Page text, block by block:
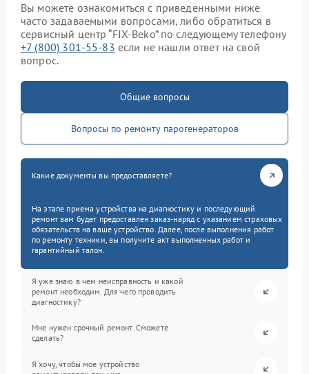
Вы можете ознакомиться с приведенными ниже
часто задаваемыми вопросами, либо обратиться в
сервисный центр “FIX-Beko” по следующему телефону
+7 (800) 301-55-83 если не нашли ответ на свой
вопрос.
Общие вопросы
Вопросы по ремонту парогенераторов
Какие документы вы предоставляете?
На этапе приема устройства на диагностику и последующий
ремонт вам будет предоставлен заказ-наряд с указанием страховых
обязательств на ваше устройство. Далее, после выполнения работ
по ремонту техники, вы получите акт выполненных работ и
гарантийный талон.
Я уже знаю в чем неисправность и какой
ремонт необходим. Для чего проводить
диагностику?
Мне нужен срочный ремонт. Сможете
сделать?
Я хочу, чтобы мое устройство